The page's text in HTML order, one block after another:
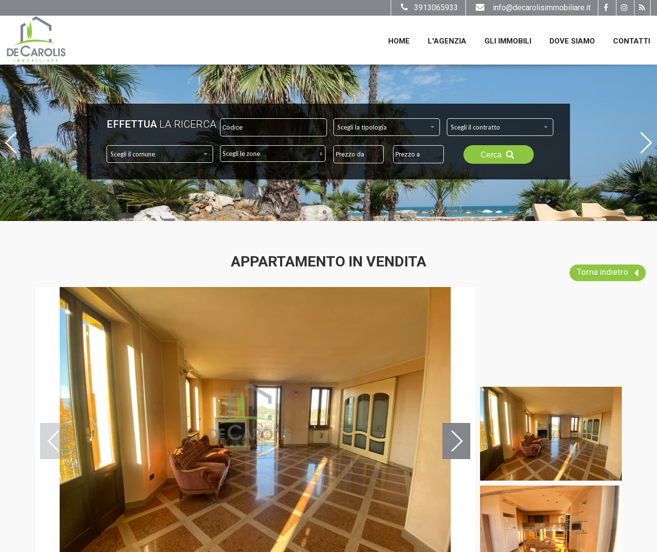
HOME L'AGENZIA GLI IMMOBILI DOVE SIAMO CONTATTI
info@decarolisimmobiliare.it
3913065933
EFFETTUA LA RICERCA Scegli la tipologia Scegli il contratto
Scegli il comune Scegli le zone Cerca
APPARTAMENTO IN VENDITA
Torna indietro